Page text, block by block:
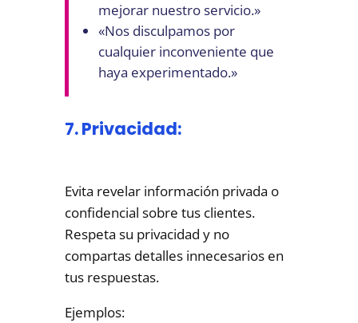
mejorar nuestro servicio.»
«Nos disculpamos por
cualquier inconveniente que
haya experimentado.»
7. Privacidad:
Evita revelar información privada o
confidencial sobre tus clientes.
Respeta su privacidad y no
compartas detalles innecesarios en
tus respuestas.
Ejemplos: